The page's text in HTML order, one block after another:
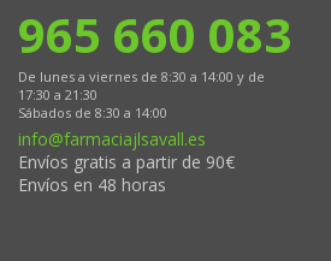
965 660 083
De lunes a viernes de 8:30 a 14:00 y de
17:30 a 21:30
Sábados de 8:30 a 14:00
info@farmaciajlsavall.es
Envíos gratis a partir de 90€
Envíos en 48 horas